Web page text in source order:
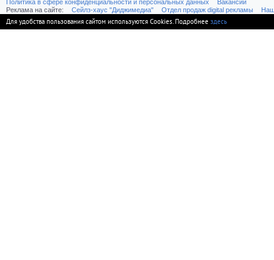
Политика в сфере конфиденциальности и персональных данных
Вакансии
Реклама на сайте:
Cейлз-хаус "Диджимедиа" Отдел продаж digital рекламы
Для удобства пользования сайтом используются Cookies. Подробнее здесь